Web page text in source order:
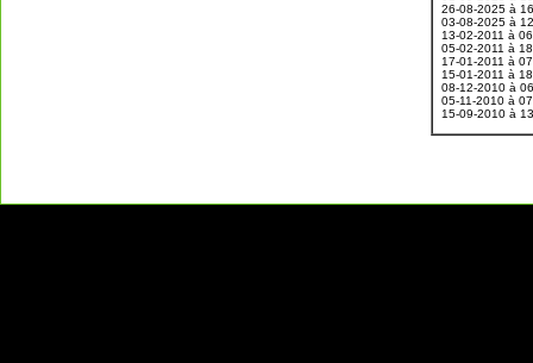
26-08-2025 à
03-08-2025 à
13-02-2011 à
05-02-2011 à
17-01-2011 à
15-01-2011 à
08-12-2010 à
05-11-2010 à
15-09-2010 à